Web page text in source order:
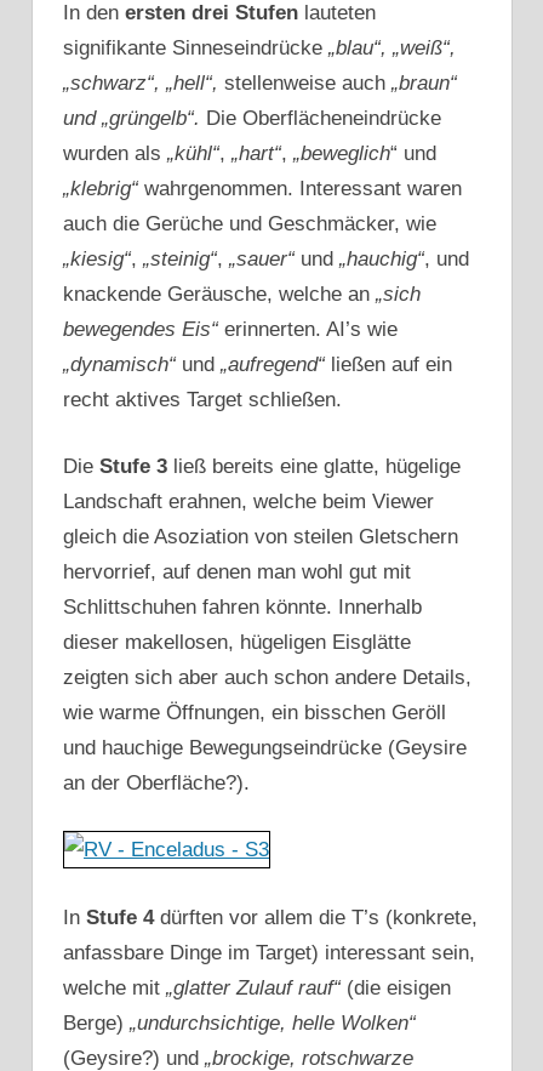
In den ersten drei Stufen lauteten
signifikante Sinneseindrücke „blau“, „weiß“,
„schwarz“, „hell“, stellenweise auch „braun“
und „grüngelb“. Die Oberflächeneindrücke
wurden als „kühl“, „hart“, „beweglich“ und
„klebrig“ wahrgenommen. Interessant waren
auch die Gerüche und Geschmäcker, wie
„kiesig“, „steinig“, „sauer“ und „hauchig“, und
knackende Geräusche, welche an „sich
bewegendes Eis“ erinnerten. AI’s wie
„dynamisch“ und „aufregend“ ließen auf ein
recht aktives Target schließen.
Die Stufe 3 ließ bereits eine glatte, hügelige
Landschaft erahnen, welche beim Viewer
gleich die Asoziation von steilen Gletschern
hervorrief, auf denen man wohl gut mit
Schlittschuhen fahren könnte. Innerhalb
dieser makellosen, hügeligen Eisglätte
zeigten sich aber auch schon andere Details,
wie warme Öffnungen, ein bisschen Geröll
und hauchige Bewegungseindrücke (Geysire
an der Oberfläche?).
In Stufe 4 dürften vor allem die T’s (konkrete,
anfassbare Dinge im Target) interessant sein,
welche mit „glatter Zulauf rauf“ (die eisigen
Berge) „undurchsichtige, helle Wolken“
(Geysire?) und „brockige, rotschwarze